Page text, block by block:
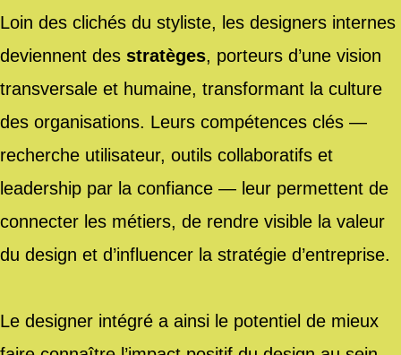
Loin des clichés du styliste, les designers internes
deviennent des stratèges, porteurs d’une vision
transversale et humaine, transformant la culture
des organisations. Leurs compétences clés —
recherche utilisateur, outils collaboratifs et
leadership par la confiance — leur permettent de
connecter les métiers, de rendre visible la valeur
du design et d’influencer la stratégie d’entreprise.
Le designer intégré a ainsi le potentiel de mieux